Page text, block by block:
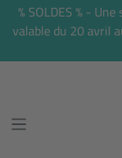
principal
% SOLDES % -
valable du 20 avril